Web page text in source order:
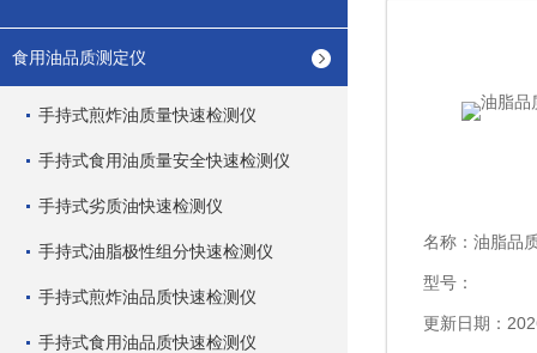
食用油品质测定仪
手持式煎炸油质量快速检测仪
手持式食用油质量安全快速检测仪
手持式劣质油快速检测仪
手持式油脂极性组分快速检测仪
手持式煎炸油品质快速检测仪
手持式食用油品质快速检测仪
名称： 油脂品
型号：
更新日期：